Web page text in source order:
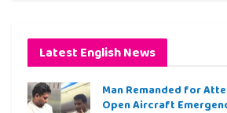
Latest English News
Man Remanded for
Open Aircraft